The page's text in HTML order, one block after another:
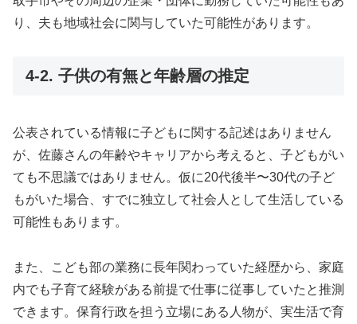
り、夫も地域社会に関与していた可能性があります。
4-2. 子供の有無と年齢層の推定
公表されている情報に子どもに関する記述はありません
が、佐藤さんの年齢やキャリアから考えると、子どもがい
ても不思議ではありません。仮に20代後半〜30代の子ど
もがいた場合、すでに独立して社会人として生活している
可能性もあります。
また、こども部の業務に長年関わっていた経歴から、家庭
内でも子育て経験がある前提で仕事に従事していたと推測
できます。保育行政を担う立場にある人物が、実生活で育